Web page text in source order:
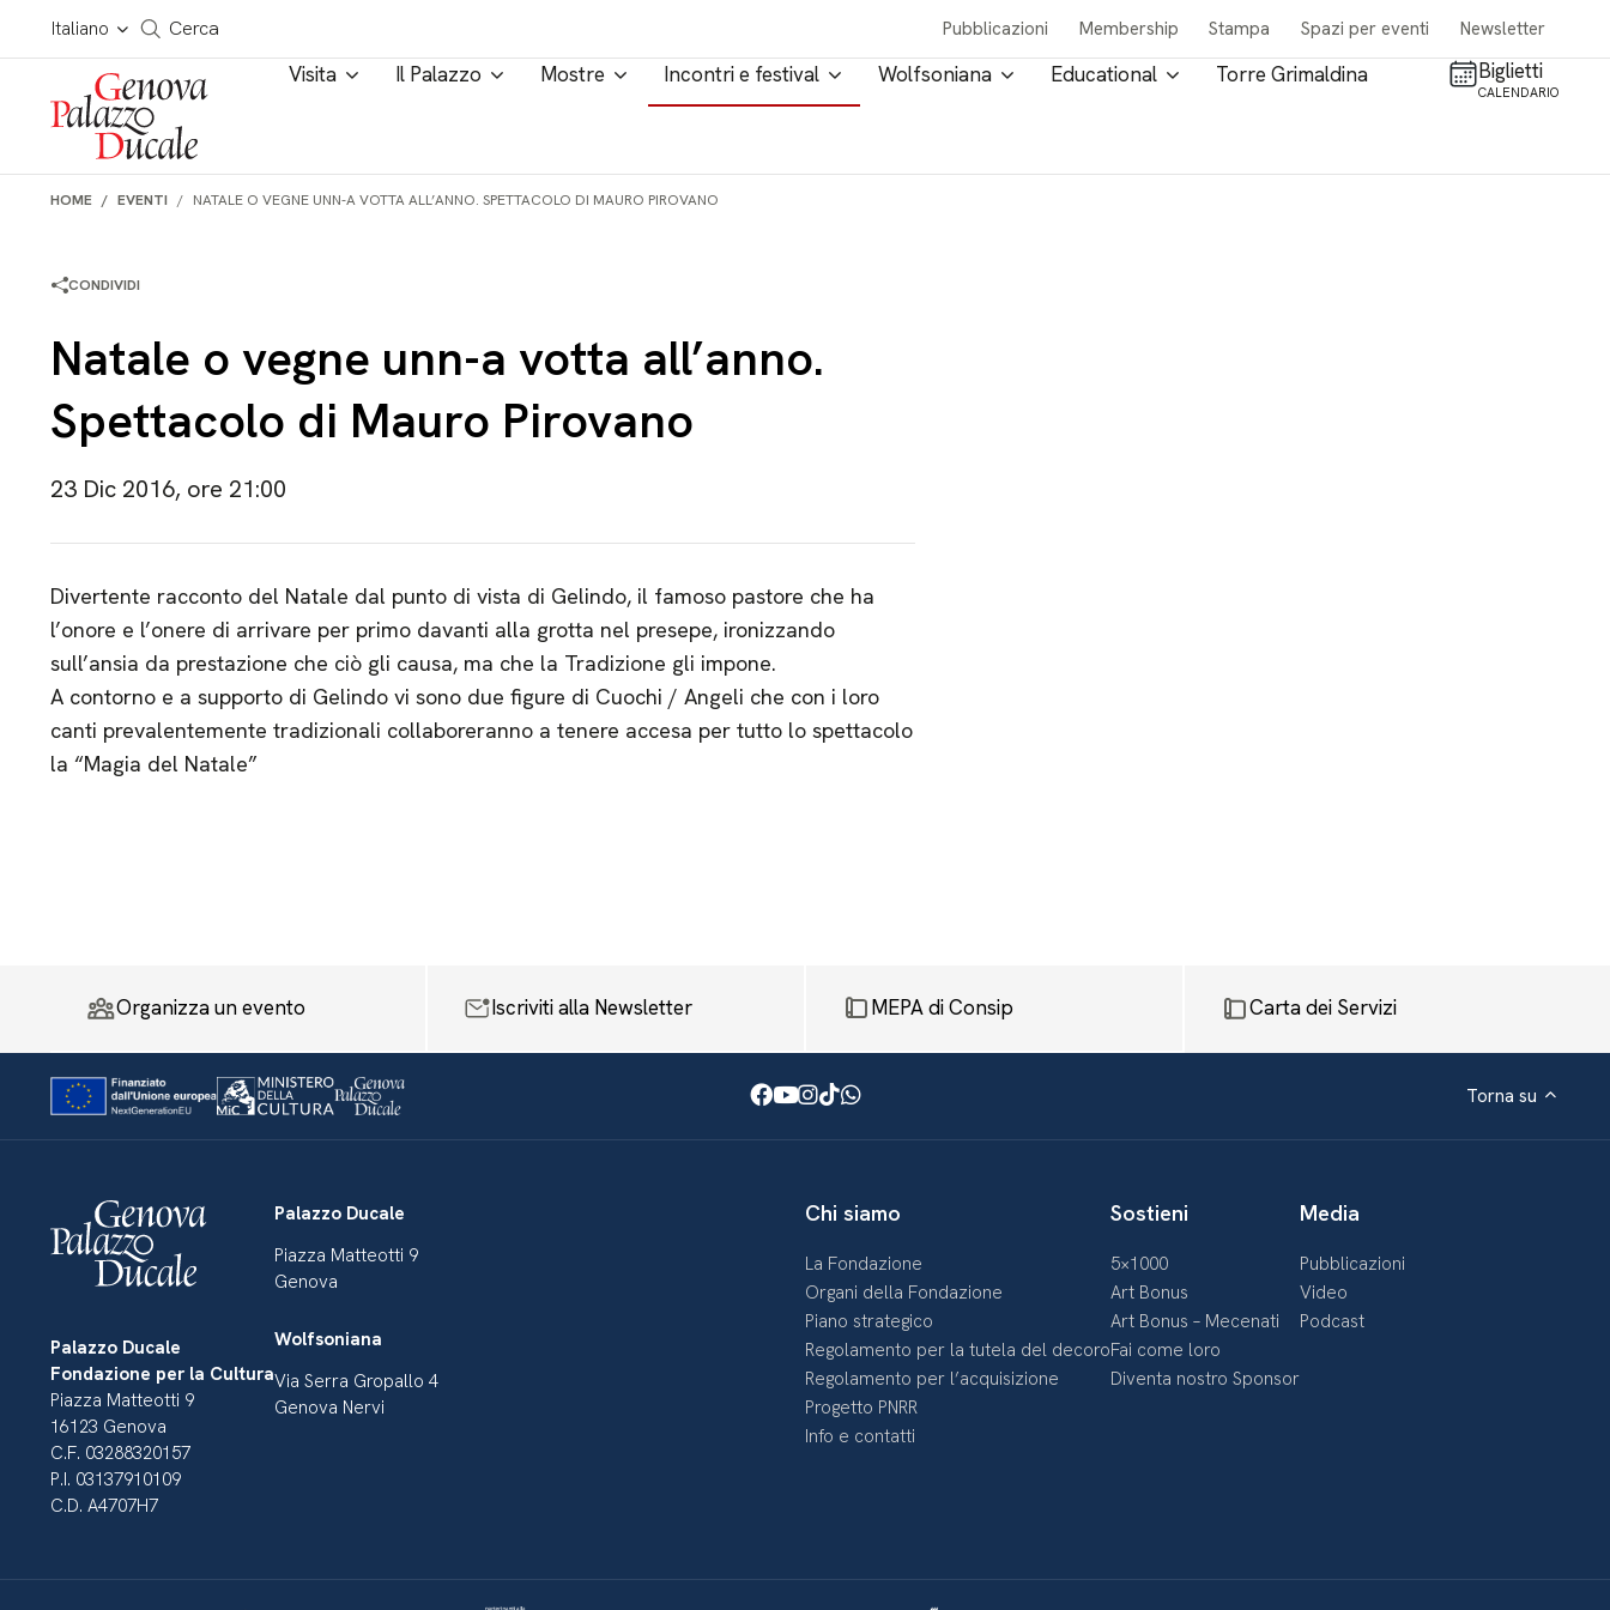
Salta al contenuto
Italiano
Cerca in tutto il sito
Cerca Pubblicazioni Membership Stampa Spazi per eventi Newsletter
Visita Il Palazzo Mostre Incontri e festival Wolfsoniana Educational Torre Grimaldina Biglietti
CALENDARIO
HOME EVENTI NATALE O VEGNE UNN-A VOTTA ALL’ANNO. SPETTACOLO DI MAURO PIROVANO
CONDIVIDI
Natale o vegne unn-a votta all’anno.
Spettacolo di Mauro Pirovano
23 Dic 2016, ore 21:00
Divertente racconto del Natale dal punto di vista di Gelindo, il famoso pastore che ha
l’onore e l’onere di arrivare per primo davanti alla grotta nel presepe, ironizzando
sull’ansia da prestazione che ciò gli causa, ma che la Tradizione gli impone.
A contorno e a supporto di Gelindo vi sono due figure di Cuochi / Angeli che con i loro
canti prevalentemente tradizionali collaboreranno a tenere accesa per tutto lo spettacolo
la “Magia del Natale”
Organizza un evento Iscriviti alla Newsletter MEPA di Consip Carta dei Servizi
Facebook
Youtube
Instagram
TikTok
WhatsApp Torna su
Palazzo Ducale
Fondazione per la Cultura
Piazza Matteotti 9
16123 Genova
C.F. 03288320157
P.I. 03137910109
C.D. A4707H7
Palazzo Ducale
Piazza Matteotti 9
Genova
Wolfsoniana
Via Serra Gropallo 4
Genova Nervi
Chi siamo
La Fondazione
Organi della Fondazione
Piano strategico
Regolamento per la tutela del decoro
Regolamento per l’acquisizione
Progetto PNRR
Info e contatti
Sostieni
5×1000
Art Bonus
Art Bonus – Mecenati
Fai come loro
Diventa nostro Sponsor
Media
Pubblicazioni
Video
Podcast